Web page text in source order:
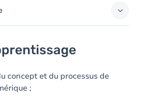
concept et du processus de
;